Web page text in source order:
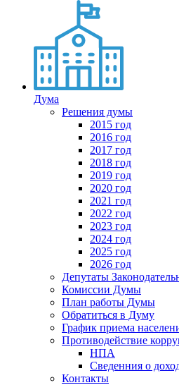
Дума
Решения думы
2015 год
2016 год
2017 год
2018 год
2019 год
2020 год
2021 год
2022 год
2023 год
2024 год
2025 год
2026 год
Депутаты
Комиссии Думы
План работы Думы
Обратиться в Думу
График приема
Противодействие
НПА
Сведенния о
Контакты